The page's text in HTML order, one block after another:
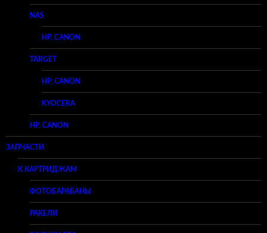
NAS
HP, CANON
TARGET
HP, CANON
KYOCERA
HP, CANON
ЗАПЧАСТИ
К КАРТРИДЖАМ
ФОТОБАРАБАНЫ
РАКЕЛИ